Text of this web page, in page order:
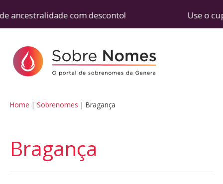
ancestralidade com desconto! Use o cupom
Home Sobrenomes Bragança
Bragança